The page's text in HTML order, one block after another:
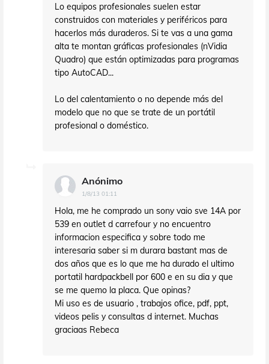
Lo equipos profesionales suelen estar
construidos con materiales y periféricos para
hacerlos más duraderos. Si te vas a una gama
alta te montan gráficas profesionales (nVidia
Quadro) que están optimizadas para programas
tipo AutoCAD...
Lo del calentamiento o no depende más del
modelo que no que se trate de un portátil
profesional o doméstico.
Anónimo
1/8/13 01:11
Hola, me he comprado un sony vaio sve 14A por
539 en outlet d carrefour y no encuentro
informacion especifica y sobre todo me
interesaria saber si m durara bastant mas de
dos años que es lo que me ha durado el ultimo
portatil hardpackbell por 600 e en su dia y que
se me quemo la placa. Que opinas?
Mi uso es de usuario , trabajos ofice, pdf, ppt,
videos pelis y consultas d internet. Muchas
graciaas Rebeca